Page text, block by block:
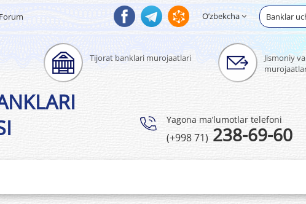
Forum Banklar
O’zbekcha
Tijorat banklari murojaatlari
Jismoniy
Yagona ma’lumotlar telefoni
(+998 71)238-69-60